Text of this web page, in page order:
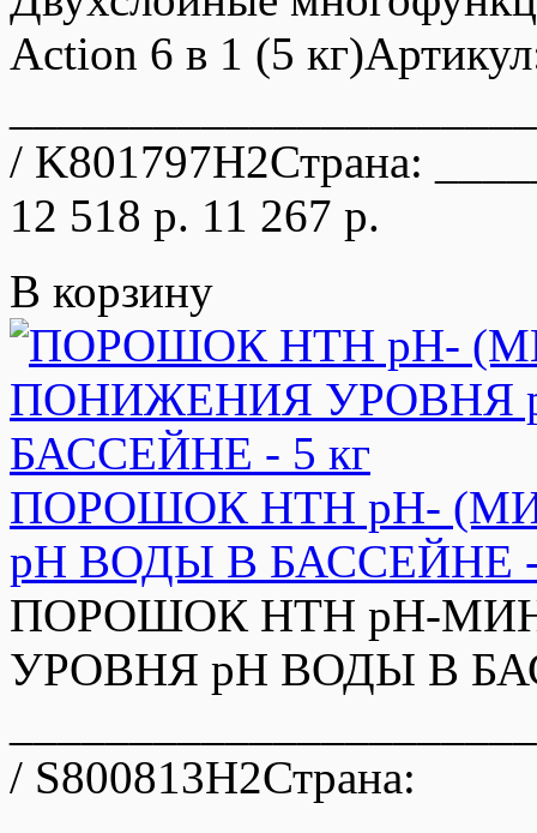
Action 6 в 1 (5
/ K801797H2Страна:
12 518 р. 11 267 р.
В корзину
ПОРОШОК HTH pH-
pH ВОДЫ В БАССЕЙНЕ -
ПОРОШОК HTH pH-
УРОВНЯ pH ВОДЫ В
/ S800813H2Страна: